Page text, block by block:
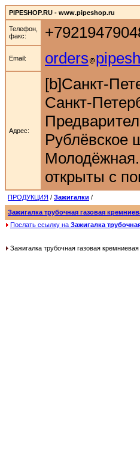
PIPESHOP.RU - www.pipeshop.ru
Телефон,
факс:
Email: orders
Адрес:
[b]Санкт-
Санкт-
Рублёвское
открыты с
ПРОДУКЦИЯ / Зажигалки /
Зажигалка трубочная газовая
Послать ссылку на Зажигалка
Зажигалка трубочная газовая